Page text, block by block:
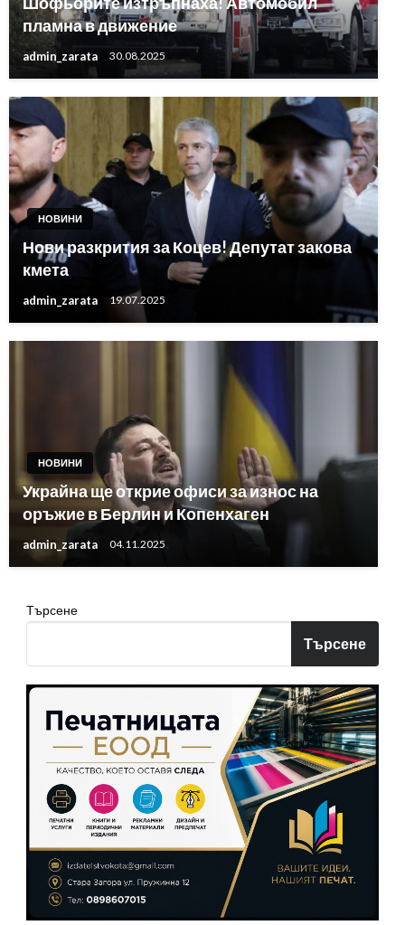
пламна в движение
admin_zarata 30.08.2025
НОВИНИ
Нови разкрития за Коцев! Депутат закова
кмета
admin_zarata 19.07.2025
НОВИНИ
Украйна ще открие офиси за износ на
оръжие в Берлин и Копенхаген
admin_zarata 04.11.2025
Търсене
Търсене